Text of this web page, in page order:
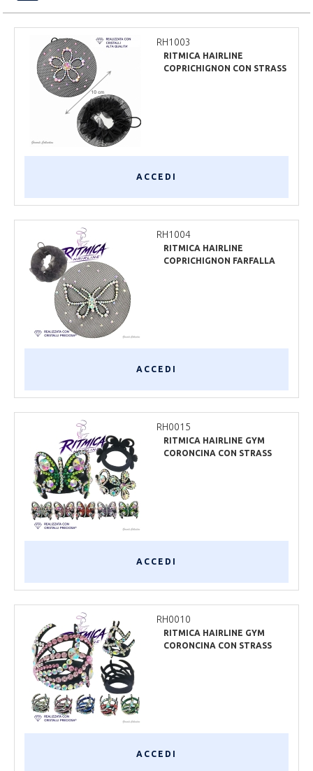
RH1003
RITMICA HAIRLINE
COPRICHIGNON CON STRASS
ACCEDI
RH1004
RITMICA HAIRLINE
COPRICHIGNON FARFALLA
ACCEDI
RH0015
RITMICA HAIRLINE GYM
CORONCINA CON STRASS
ACCEDI
RH0010
RITMICA HAIRLINE GYM
CORONCINA CON STRASS
ACCEDI